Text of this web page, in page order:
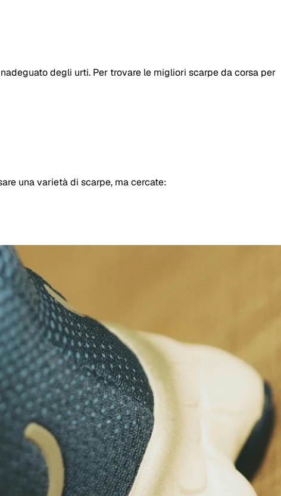
degli urti. Per trovare le migliori scarpe da corsa per
una varietà di scarpe, ma cercate: